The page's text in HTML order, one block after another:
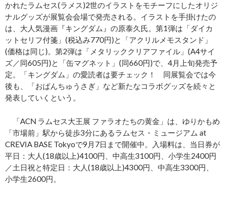
かれたラムセス(ラメス)2世のイラストをモチーフにしたオリジ
ナルグッズが展覧会会場で発売される。イラストを手掛けたの
は、大人気漫画『キングダム』の原泰久氏。第1弾は「ダイカ
ットセリフ付箋」(税込み770円)と「アクリルメモスタンド」
(価格は同じ)。第2弾は「メタリッククリアファイル」(A4サイ
ズ／同605円)と「缶マグネット」(同660円)で、4月上旬発売予
定。「キングダム」の愛読者は要チェック！ 同展覧会では今
後も、「おぱんちゅうさぎ」など新たなコラボグッズを続々と
発表していくという。
「ACN ラムセス大王展 ファラオたちの黄金」は、ゆりかもめ
「市場前」駅から徒歩3分にあるラムセス・ミュージアム at
CREVIA BASE Tokyoで9月7日まで開催中。入場料は、当日券が
平日：大人(18歳以上)4100円、中高生3100円、小学生2400円
／土日祝と特定日：大人(18歳以上)4300円、中高生3300円、
小学生2600円。